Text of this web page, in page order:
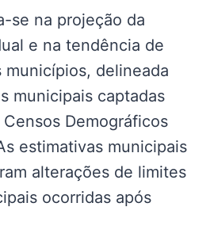
se na projeção da
e na tendência de
delineada
municipais captadas
Demográficos
estimativas municipais
alterações de limites
ocorridas após